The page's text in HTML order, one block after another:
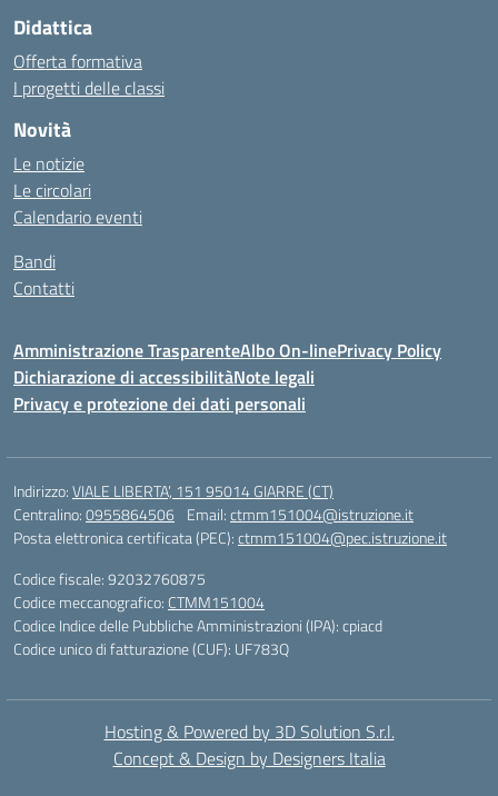
Didattica
Offerta formativa
I progetti delle classi
Novità
Le notizie
Le circolari
Calendario eventi
Bandi
Contatti
Amministrazione TrasparenteAlbo On-linePrivacy Policy
Dichiarazione di accessibilitàNote legali
Privacy e protezione dei dati personali
Indirizzo:VIALE LIBERTA’, 151 95014 GIARRE (CT)
Centralino:0955864506 Email:ctmm151004@istruzione.it
Posta elettronica certificata (PEC):ctmm151004@pec.istruzione.it
Codice fiscale: 92032760875
Codice meccanografico: CTMM151004
Codice Indice delle Pubbliche Amministrazioni (IPA): cpiacd
Codice unico di fatturazione (CUF): UF783Q
Hosting & Powered by 3D Solution S.r.l.
Concept & Design by Designers Italia